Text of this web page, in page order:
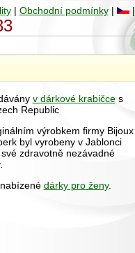
| Obchodní podmínky| |
v dárkové krabičces
Republic
výrobkem firmy Bijoux
byl vyrobeny v Jablonci
zdravotně nezávadné
dárky pro ženy.